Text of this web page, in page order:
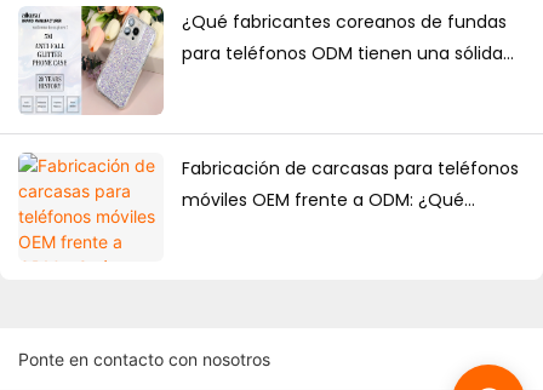
¿Qué fabricantes coreanos de fundas
para teléfonos ODM tienen una sólida
Fabricación de carcasas para teléfonos
móviles OEM frente a ODM: ¿Qué
Ponte en contacto con nosotros